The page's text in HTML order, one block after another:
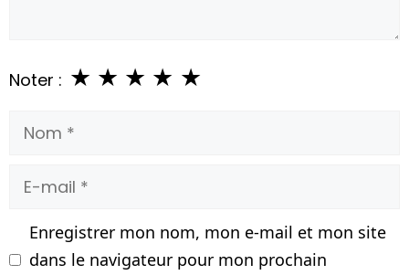
Noter : ★
★
★
★
★
Nom
E-
Enregistrer mon nom, mon e-mail et mon site
dans le navigateur pour mon prochain